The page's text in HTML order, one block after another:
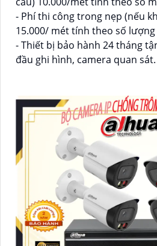
- Phí thi công trong nẹp (nếu
15.000/ mét tính theo số
- Thiết bị bảo hành 24 tháng
đầu ghi hình, camera quan sát.